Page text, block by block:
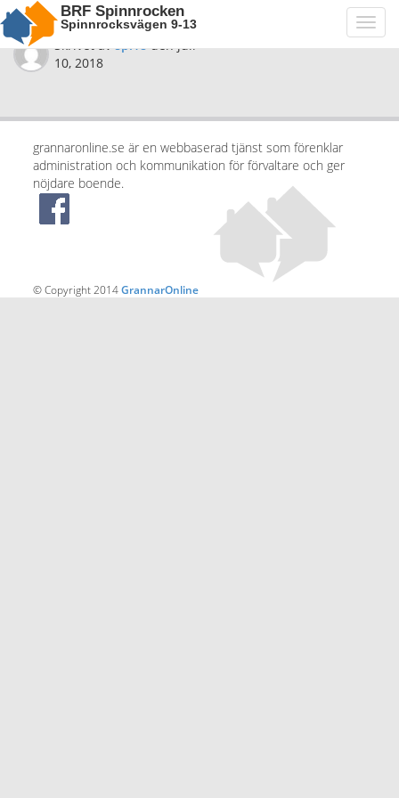
BRF Spinnrocken
Spinnrocksvägen 9-13
Skrivet avspi18denjuli
10, 2018
grannaronline.se är en webbaserad tjänst som förenklar
administration och kommunikation för förvaltare och ger
nöjdare boende.
© Copyright 2014GrannarOnline